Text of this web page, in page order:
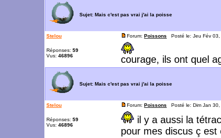
Sujet: Mais c'est pas vrai j'ai la poisse
Stelou
Réponses: 59
Vus: 46896
Forum: Poissons Posté le: Jeu Fév
courage, ils ont quel
Sujet: Mais c'est pas vrai j'ai la poisse
Stelou
Réponses: 59
Vus: 46896
Forum: Poissons Posté le: Dim Jan
il y a aussi la
pour mes discus ç